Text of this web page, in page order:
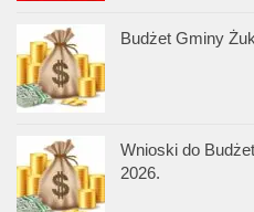
Budżet Gminy
Wnioski do
2026.